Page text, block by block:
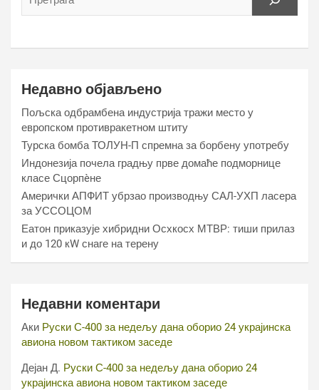
Недавно објављено
Пољска одбрамбена индустрија тражи место у
европском противракетном штиту
Турска бомба ТОЛУН-П спремна за борбену употребу
Индонезија почела градњу прве домаће подморнице
класе Сцорпèне
Амерички АПФИТ убрзао производњу САЛ-УХП ласера
за УССОЦОМ
Еатон приказује хибридни Осхкосх МТВР: тиши прилаз
и до 120 кW снаге на терену
Недавни коментари
Аки Руски С-400 за недељу дана оборио 24 украјинска
авиона новом тактиком заседе
Дејан Д. Руски С-400 за недељу дана оборио 24
украјинска авиона новом тактиком заседе